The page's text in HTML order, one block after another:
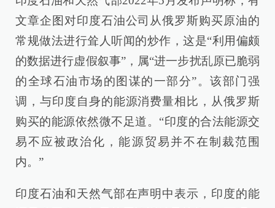
文章企图对印度石油公司从俄罗斯购买原油的
常规做法进行耸人听闻的炒作，这是“利用偏颇
的数据进行虚假叙事”，属“进一步扰乱原已脆弱
的全球石油市场的图谋的一部分”。该部门强
调，与印度自身的能源消费量相比，从俄罗斯
购买的能源依然微不足道。“印度的合法能源交
易不应被政治化，能源贸易并不在制裁范围
内。”
印度石油和天然气部在声明中表示，印度的能